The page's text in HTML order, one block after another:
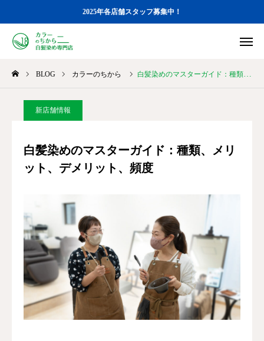
2025年各店舗スタッフ募集中！
BLOG カラーのちから 白髪染めのマスターガイド：種類、メリット、デメリット、頻度
新店舗情報
白髪染めのマスターガイド：種類、メリ
ット、デメリット、頻度
店舗一覧
STAFF募集 ブログ
カラーのちから 店舗一覧
STAFF募集
各店のGoogle口コミ
オンラインストア